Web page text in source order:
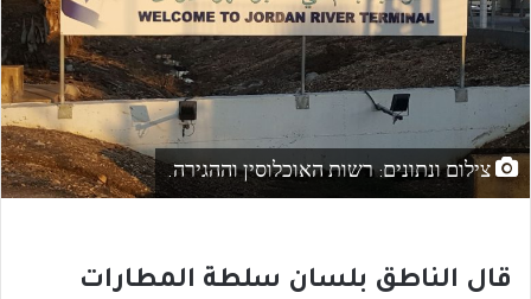
צילום ונתונים: רשות האוכלוסין וההגירה.
قال الناطق بلسان سلطة المطارات